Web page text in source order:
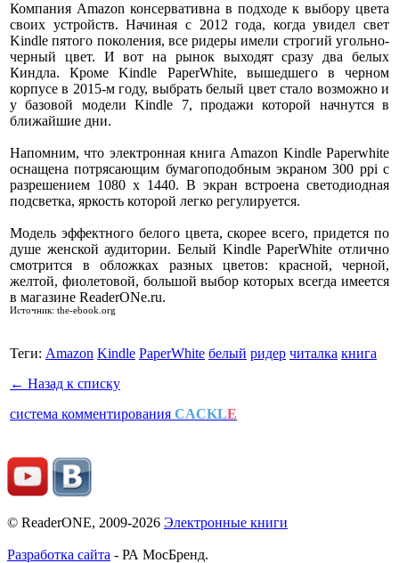
Компания Amazon консервативна в подходе к выбору цвета
своих устройств. Начиная с 2012 года, когда увидел свет
Kindle пятого поколения, все ридеры имели строгий угольно-
черный цвет. И вот на рынок выходят сразу два белых
Киндла. Кроме Kindle PaperWhite, вышедшего в черном
корпусе в 2015-м году, выбрать белый цвет стало возможно и
у базовой модели Kindle 7, продажи которой начнутся в
ближайшие дни.
Напомним, что электронная книга Amazon Kindle Paperwhite
оснащена потрясающим бумагоподобным экраном 300 ppi с
разрешением 1080 x 1440. В экран встроена светодиодная
подсветка, яркость которой легко регулируется.
Модель эффектного белого цвета, скорее всего, придется по
душе женской аудитории. Белый Kindle PaperWhite отлично
смотрится в обложках разных цветов: красной, черной,
желтой, фиолетовой, большой выбор которых всегда имеется
в магазине ReaderONe.ru.
Источник: the-ebook.org
Теги: Amazon Kindle PaperWhite белый ридер читалка книга
← Назад к списку
система комментирования CACKLE
© ReaderONE, 2009-2026 Электронные книги
Разработка сайта - РА МосБренд.